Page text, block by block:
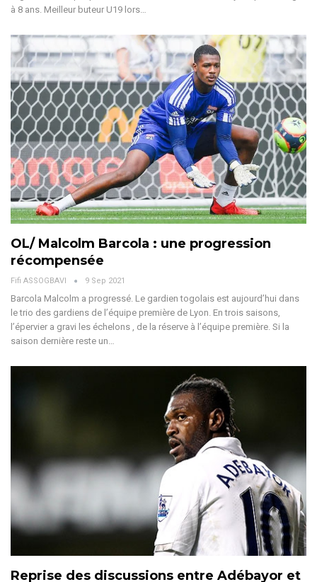
à 8 ans. Meilleur buteur U19 lors…
OL/ Malcolm Barcola : une progression
récompensée
Fifi ASSOGBAVI 9 Sep 2021
Barcola Malcolm a progressé. Le gardien togolais est aujourd’hui dans
le trio des gardiens de l’équipe première de Lyon. En trois saisons,
l’épervier a gravi les échelons , de la réserve à l’équipe première. Si la
saison dernière reste un…
Reprise des discussions entre Adébayor et